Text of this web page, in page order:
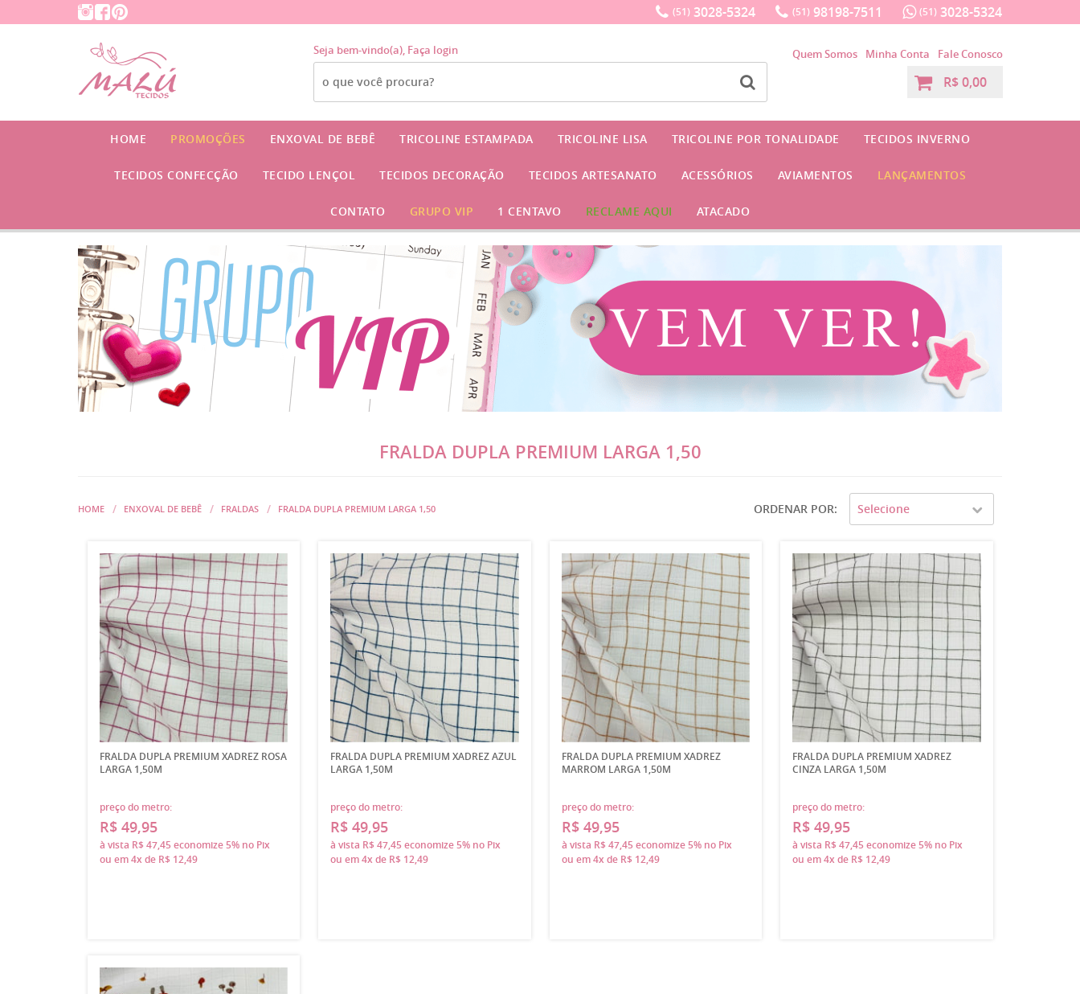
(51) 3028-5324 (51) 98198-7511 (51) 3028-5324
Seja bem-vindo(a), Faça login Quem Somos Minha Conta Fale Conosco
R$ 0,00
HOME PROMOÇÕES ENXOVAL DE BEBÊ TRICOLINE ESTAMPADA TRICOLINE LISA TRICOLINE POR TONALIDADE TECIDOS INVERNO
TECIDOS CONFECÇÃO TECIDO LENÇOL TECIDOS DECORAÇÃO TECIDOS ARTESANATO ACESSÓRIOS AVIAMENTOS LANÇAMENTOS
CONTATO GRUPO VIP 1 CENTAVO RECLAME AQUI ATACADO
FRALDA DUPLA PREMIUM LARGA 1,50
HOME ENXOVAL DE BEBÊ FRALDAS FRALDA DUPLA PREMIUM LARGA 1,50 ORDENAR POR Selecione
FRALDA DUPLA PREMIUM XADREZ ROSA
LARGA 1,50M
preço do metro:
R$ 49,95
à vista R$ 47,45economize5% no Pix
ou em4x de R$ 12,49
FRALDA DUPLA PREMIUM XADREZ AZUL
LARGA 1,50M
preço do metro:
R$ 49,95
à vista R$ 47,45economize5% no Pix
ou em4x de R$ 12,49
FRALDA DUPLA PREMIUM XADREZ
MARROM LARGA 1,50M
preço do metro:
R$ 49,95
à vista R$ 47,45economize5% no Pix
ou em4x de R$ 12,49
FRALDA DUPLA PREMIUM XADREZ
CINZA LARGA 1,50M
preço do metro:
R$ 49,95
à vista R$ 47,45economize5% no Pix
ou em4x de R$ 12,49